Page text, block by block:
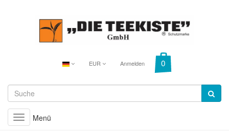
EUR Anmelden
Toggle
navigation
Menü